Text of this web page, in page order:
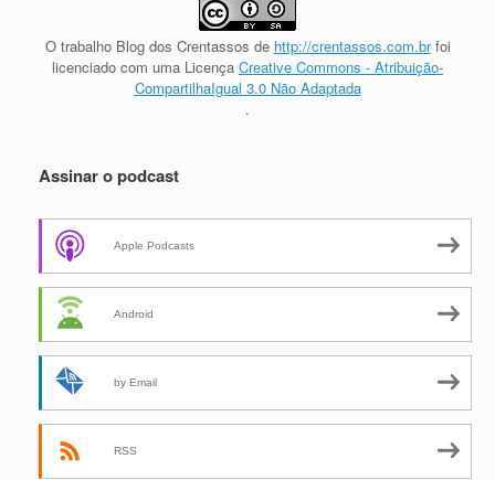
O trabalho Blog dos Crentassos de http://crentassos.com.brfoi
licenciado com uma Licença Creative Commons - Atribuição-
CompartilhaIgual 3.0 Não Adaptada
.
Assinar o podcast
Apple Podcasts
Android
by Email
RSS